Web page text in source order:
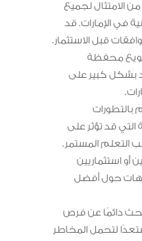
الامتثال لجميع
في الإمارات. قد
قبل الاستثمار.
محفظة
بشكل كبير على
بالتطورات
التي قد تؤثر على
التعلم المستمر.
أو استثماريين
حول أفضل
دائمًا عن فرص
لتحمل المخاطر